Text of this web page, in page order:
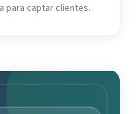
para captar clientes.